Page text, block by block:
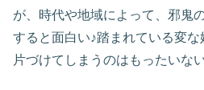
が、時代や地域によって、邪鬼
すると面白い♪踏まれている変
片づけてしまうのはもったいない